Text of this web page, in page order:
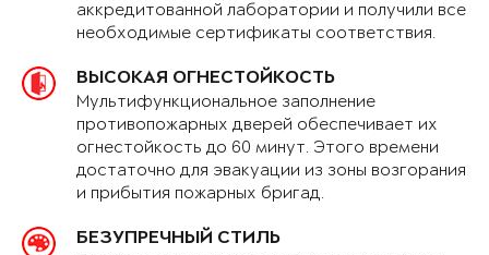
аккредитованной лаборатории и получили все
необходимые сертификаты соответствия.
ВЫСОКАЯ ОГНЕСТОЙКОСТЬ
Мультифункциональное заполнение
противопожарных дверей обеспечивает их
огнестойкость до 60 минут. Этого времени
достаточно для эвакуации из зоны возгорания
и прибытия пожарных бригад.
БЕЗУПРЕЧНЫЙ СТИЛЬ